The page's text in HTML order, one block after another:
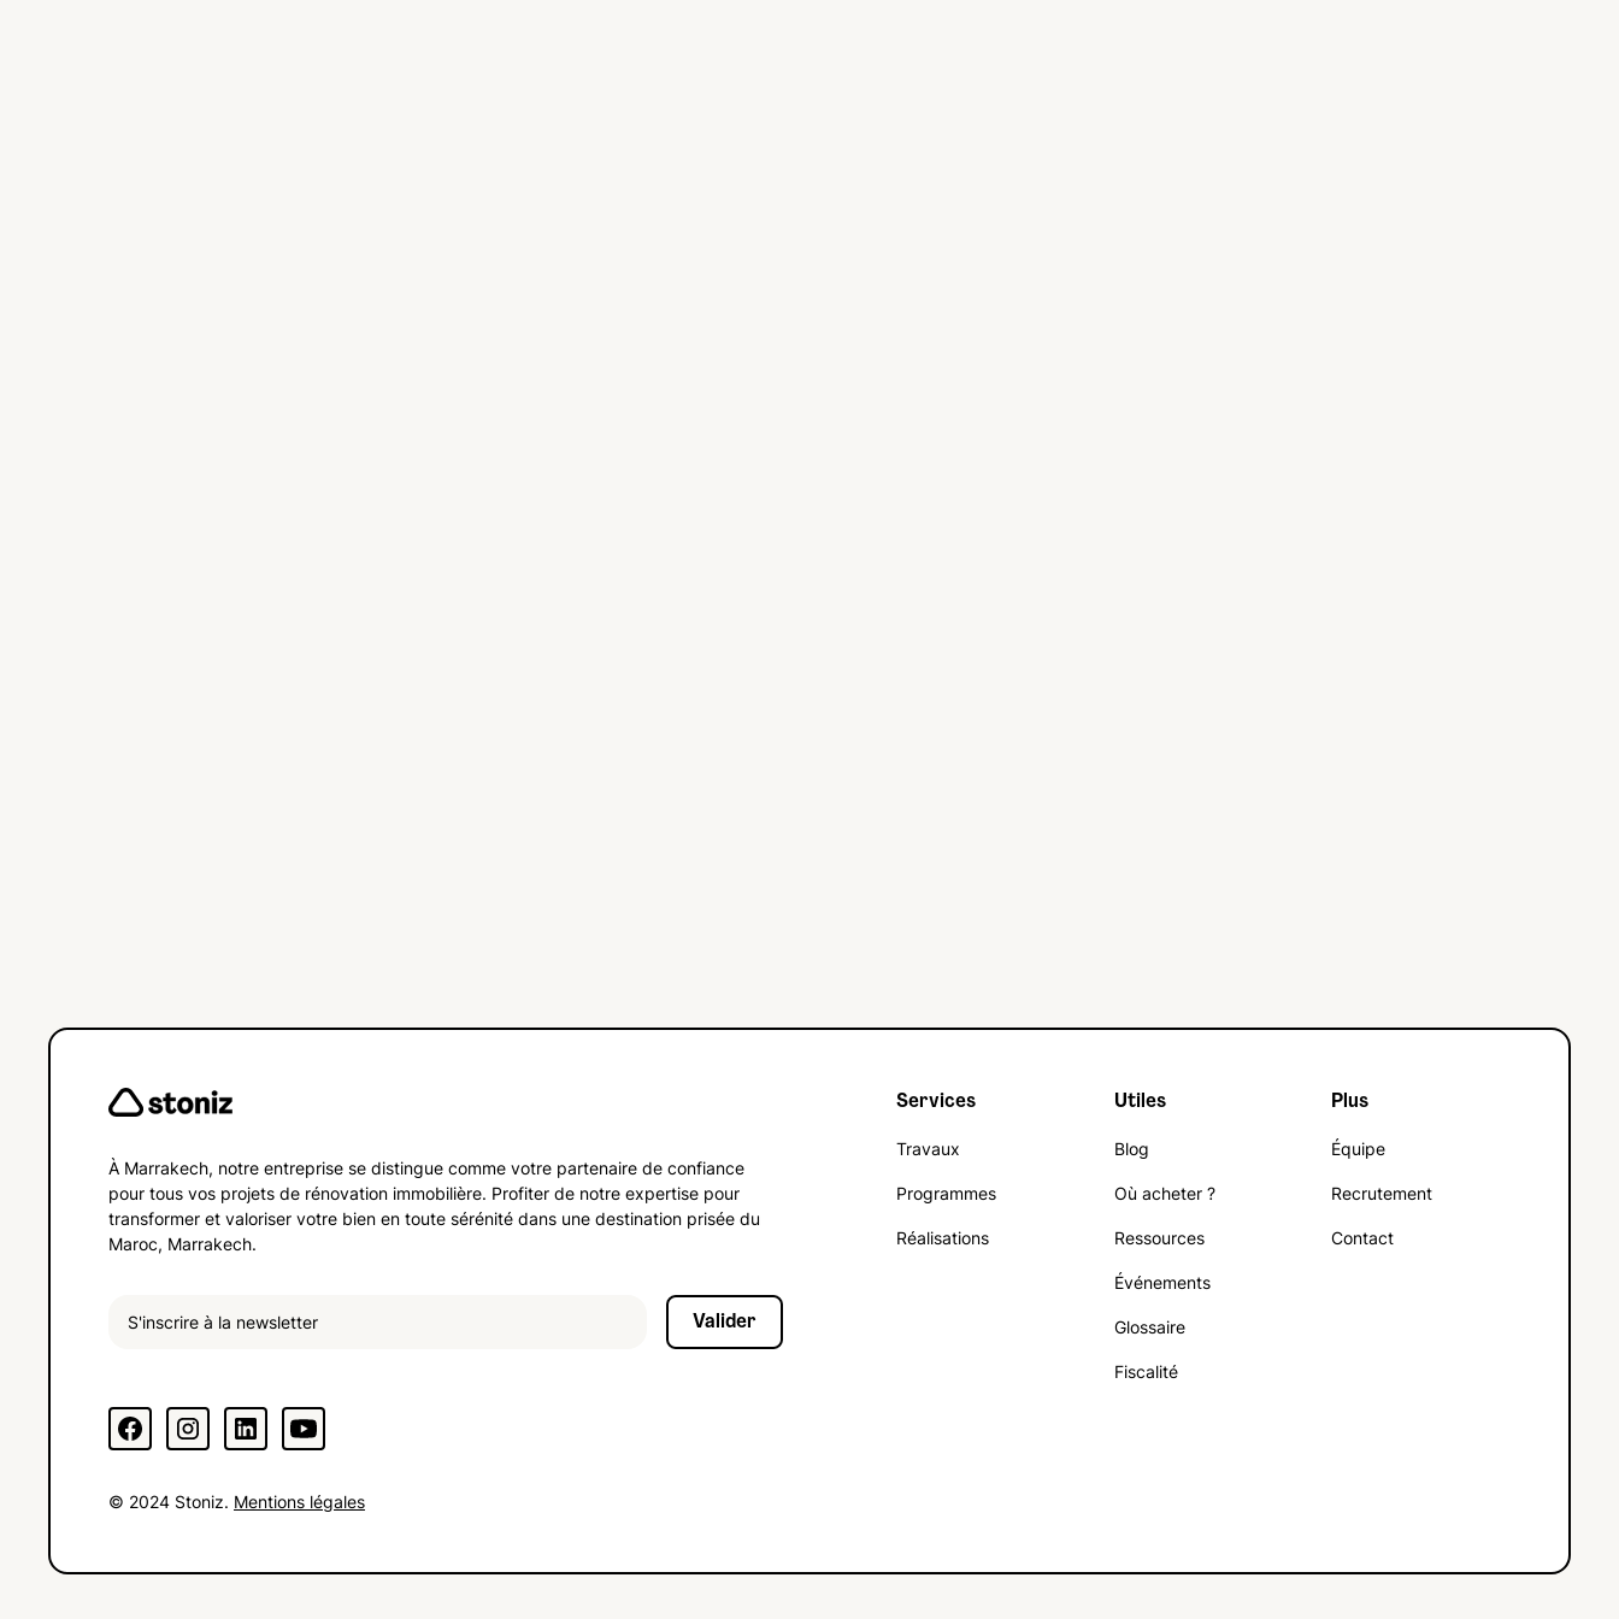
À Marrakech, notre entreprise se distingue comme votre partenaire de confiance
pour tous vos projets de rénovation immobilière. Profiter de notre expertise pour
transformer et valoriser votre bien en toute sérénité dans une destination prisée du
Maroc, Marrakech.
Services
Travaux
Programmes
Réalisations
Utiles
Blog
Où acheter ?
Ressources
Événements
Glossaire
Fiscalité
Plus
Équipe
Recrutement
Contact
© 2024 Stoniz. Mentions légales